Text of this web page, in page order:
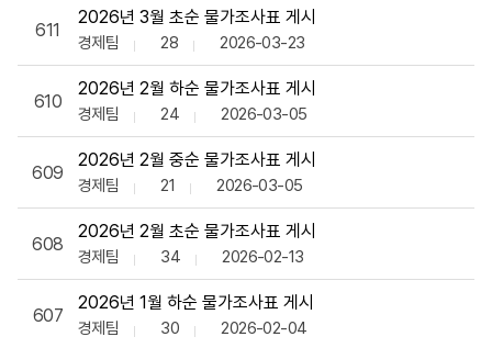
611
2026년 3월 초순 물가조사표 게시
경제팀 28 2026-03-23
610
2026년 2월 하순 물가조사표 게시
경제팀 24 2026-03-05
609
2026년 2월 중순 물가조사표 게시
경제팀 21 2026-03-05
608
2026년 2월 초순 물가조사표 게시
경제팀 34 2026-02-13
607
2026년 1월 하순 물가조사표 게시
경제팀 30 2026-02-04